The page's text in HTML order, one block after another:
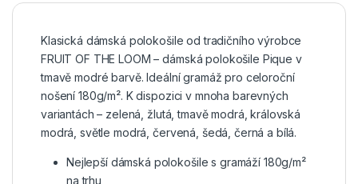
Klasická dámská polokošile od tradičního výrobce
FRUIT OF THE LOOM – dámská polokošile Pique v
tmavě modré barvě. Ideální gramáž pro celoroční
nošení 180g/m². K dispozici v mnoha barevných
variantách – zelená, žlutá, tmavě modrá, královská
modrá, světle modrá, červená, šedá, černá a bílá.
Nejlepší dámská polokošile s gramáží 180g/m²
na trhu